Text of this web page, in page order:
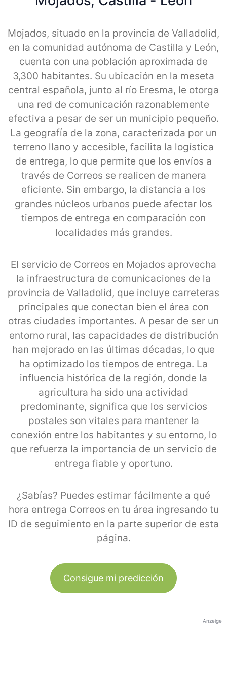
Mojados, situado en la provincia de Valladolid,
en la comunidad autónoma de Castilla y León,
cuenta con una población aproximada de
3,300 habitantes. Su ubicación en la meseta
central española, junto al río Eresma, le otorga
una red de comunicación razonablemente
efectiva a pesar de ser un municipio pequeño.
La geografía de la zona, caracterizada por un
terreno llano y accesible, facilita la logística
de entrega, lo que permite que los envíos a
través de Correos se realicen de manera
eficiente. Sin embargo, la distancia a los
grandes núcleos urbanos puede afectar los
tiempos de entrega en comparación con
localidades más grandes.
El servicio de Correos en Mojados aprovecha
la infraestructura de comunicaciones de la
provincia de Valladolid, que incluye carreteras
principales que conectan bien el área con
otras ciudades importantes. A pesar de ser un
entorno rural, las capacidades de distribución
han mejorado en las últimas décadas, lo que
ha optimizado los tiempos de entrega. La
influencia histórica de la región, donde la
agricultura ha sido una actividad
predominante, significa que los servicios
postales son vitales para mantener la
conexión entre los habitantes y su entorno, lo
que refuerza la importancia de un servicio de
entrega fiable y oportuno.
¿Sabías? Puedes estimar fácilmente a qué
hora entrega Correos en tu área ingresando tu
ID de seguimiento en la parte superior de esta
página.
Consigue mi predicción
Anzeige